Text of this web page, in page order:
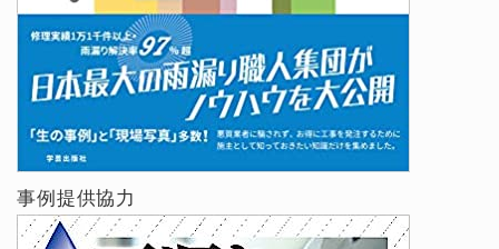
事例提供協力